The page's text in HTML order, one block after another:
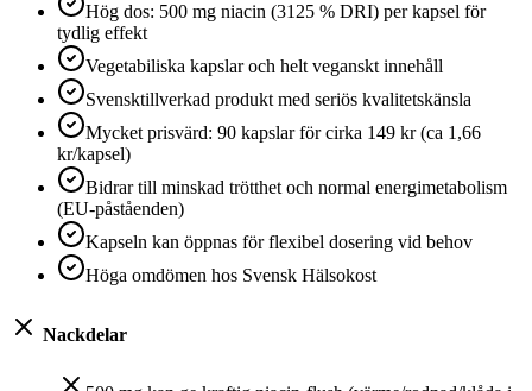
Hög dos: 500 mg niacin (3125 % DRI) per kapsel för
tydlig effekt
Vegetabiliska kapslar och helt veganskt innehåll
Svensktillverkad produkt med seriös kvalitetskänsla
Mycket prisvärd: 90 kapslar för cirka 149 kr (ca 1,66
kr/kapsel)
Bidrar till minskad trötthet och normal energimetabolism
(EU‑påståenden)
Kapseln kan öppnas för flexibel dosering vid behov
Höga omdömen hos Svensk Hälsokost
Nackdelar